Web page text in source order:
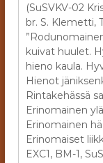
(SuSVKV-02
br. S. Klemetti,
kuivat huulet.
hieno kaula.
Hienot
Rintakehässä
Erinomainen
Erinomainen
Erinomaiset
EXC1, BM-1,